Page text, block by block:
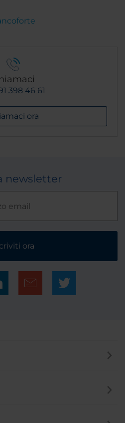
398 46 61
ora
newsletter
ora